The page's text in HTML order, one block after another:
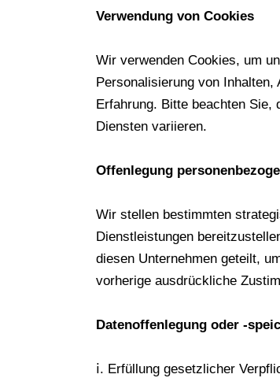
Verwendung von Cookies
Wir verwenden Cookies, um
Personalisierung von
Erfahrung. Bitte beachten
Diensten variieren.
Offenlegung
Wir stellen bestimmten
Dienstleistungen
diesen Unternehmen geteilt,
vorherige ausdrückliche
Datenoffenlegung oder -
ⅰ. Erfüllung gesetzlicher